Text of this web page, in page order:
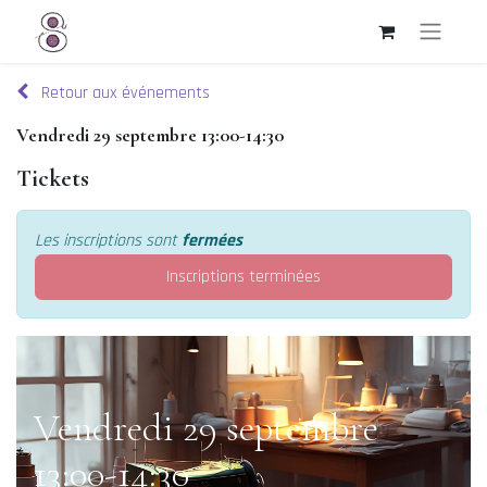
Retour aux événements
Vendredi 29 septembre 13:00-14:30
Tickets
Les inscriptions sontfermées
Inscriptions terminées
Vendredi 29 septembre
13:00-14:30